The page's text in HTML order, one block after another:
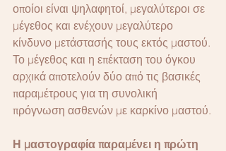
οποίοι είναι ψηλαφητοί, μεγαλύτεροι σε
μέγεθος και ενέχουν μεγαλύτερο
κίνδυνο μετάστασής τους εκτός μαστού.
Το μέγεθος και η επέκταση του όγκου
αρχικά αποτελούν δύο από τις βασικές
παραμέτρους για τη συνολική
πρόγνωση ασθενών με καρκίνο μαστού.
Η μαστογραφία παραμένει η πρώτη